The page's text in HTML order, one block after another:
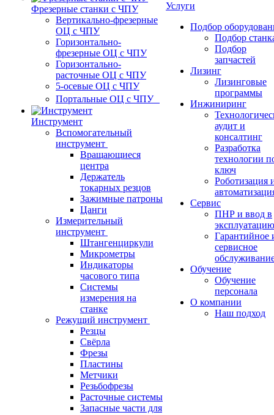
Фрезерные станки с ЧПУ
Вертикально-фрезерные
ОЦ с ЧПУ
Горизонтально-
фрезерные ОЦ с ЧПУ
Горизонтально-
расточные ОЦ с ЧПУ
5-осевые ОЦ с ЧПУ
Портальные ОЦ с ЧПУ
Инструмент
Вспомогательный
инструмент
Вращающиеся
центра
Держатель
токарных резцов
Зажимные патроны
Цанги
Измерительный
инструмент
Штангенциркули
Микрометры
Индикаторы
часового типа
Системы
измерения на
станке
Режущий инструмент
Резцы
Свёрла
Фрезы
Пластины
Метчики
Резьбофрезы
Расточные системы
Запасные части для
Услуги
Подбор
Подбор
Подбор
запчастей
Лизинг
Лизинговые
программы
Инжиниринг
аудит и
консалтинг
Разработка
технологии
ключ
Роботизация
Сервис
ПНР и ввод в
эксплуатацию
Гарантийное
сервисное
Обучение
Обучение
персонала
О компании
Наш подход